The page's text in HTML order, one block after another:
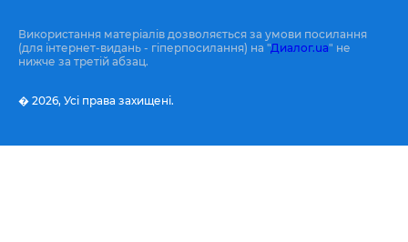
Використання матеріалів дозволяється за умови посилання
(для інтернет-видань - гіперпосилання) на "Диалог.ua" не
нижче за третій абзац.
� 2026, Усі права захищені.